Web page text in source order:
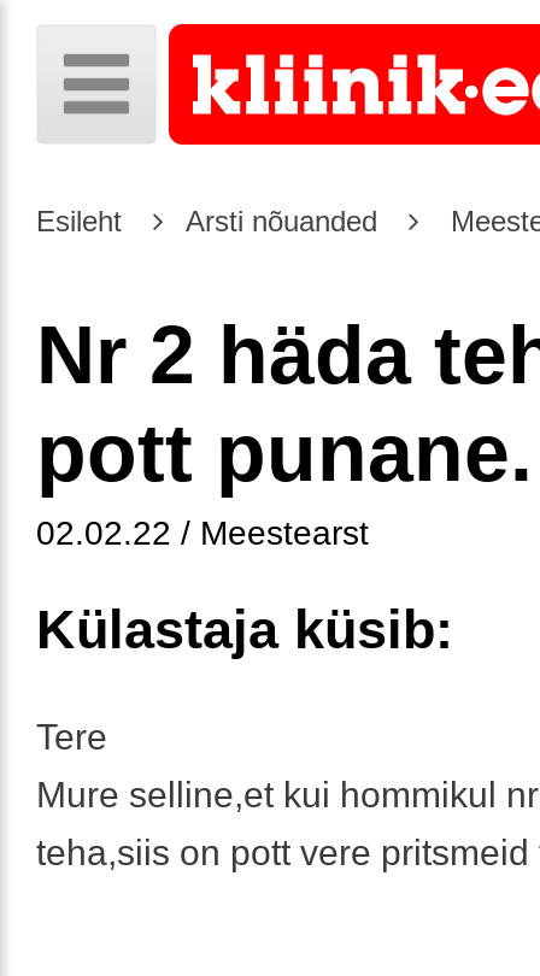
Esileht Arsti nõuanded
Nr 2 häda
pott punane.
02.02.22 / Meestearst
Külastaja küsib:
Tere
Mure selline,et kui hommikul
teha,siis on pott vere pritsmeid